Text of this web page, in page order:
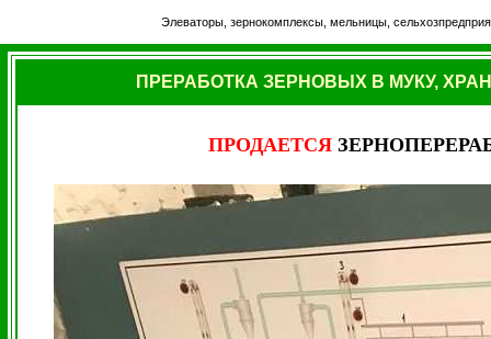
Элеваторы, зернокомплексы, мельницы,
ПРЕРАБОТКА ЗЕРНОВЫХ В МУКУ,
ПРОДАЕТСЯ